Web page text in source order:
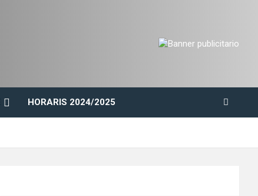
HORARIS 2024/2025